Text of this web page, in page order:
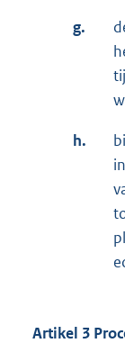
g.
h.
Artikel 3